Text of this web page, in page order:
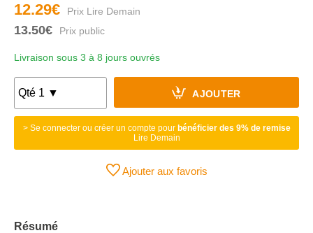
12.29€
13.50€
Livraison sous 3 à 8 jours ouvrés
AJOUTER
> Se connecter ou créer un compte pour bénéficier des 9% de remise
Lire Demain
Ajouter aux favoris
Résumé